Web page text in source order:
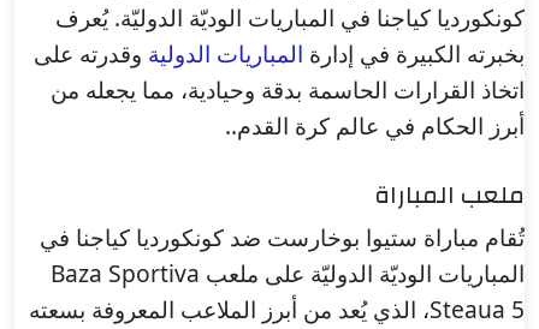
كونكورديا كياجنا في المباريات الوديّة الدوليّة. يُعرف
بخبرته الكبيرة في إدارة المباريات الدولية وقدرته على
اتخاذ القرارات الحاسمة بدقة وحيادية، مما يجعله من
أبرز الحكام في عالم كرة القدم..
ملعب المباراة
تُقام مباراة ستيوا بوخارست ضد كونكورديا كياجنا في
المباريات الوديّة الدوليّة على ملعب Baza Sportiva
Steaua 5، الذي يُعد من أبرز الملاعب المعروفة بسعته